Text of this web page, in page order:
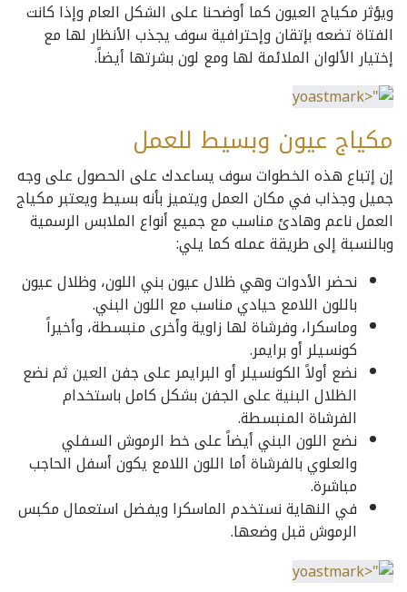
ويؤثر مكياج العيون كما أوضحنا على الشكل العام وإذا كانت
الفتاة تضعه بإتقان وإحترافية سوف يجذب الأنظار لها مع
إختيار الألوان الملائمة لها ومع لون بشرتها أيضاً.
مكياج عيون وبسيط للعمل
إن إتباع هذه الخطوات سوف يساعدك على الحصول على وجه
جميل وجذاب في مكان العمل ويتميز بأنه بسيط ويعتبر مكياج
العمل ناعم وهادئ مناسب مع جميع أنواع الملابس الرسمية
وبالنسبة إلى طريقة عمله كما يلي:
نحضر الأدوات وهي ظلال عيون بني اللون، وظلال عيون
باللون اللامع حيادي مناسب مع اللون البني.
وماسكرا، وفرشاة لها زاوية وأخرى منبسطة، وأخيراً
كونسيلر أو برايمر.
نضع أولاً الكونسيلر أو البرايمر على جفن العين ثم نضع
الظلال البنية على الجفن بشكل كامل باستخدام
الفرشاة المنبسطة.
نضع اللون البني أيضاً على خط الرموش السفلي
والعلوي بالفرشاة أما اللون اللامع يكون أسفل الحاجب
مباشرة.
في النهاية نستخدم الماسكرا ويفضل استعمال مكبس
الرموش قبل وضعها.